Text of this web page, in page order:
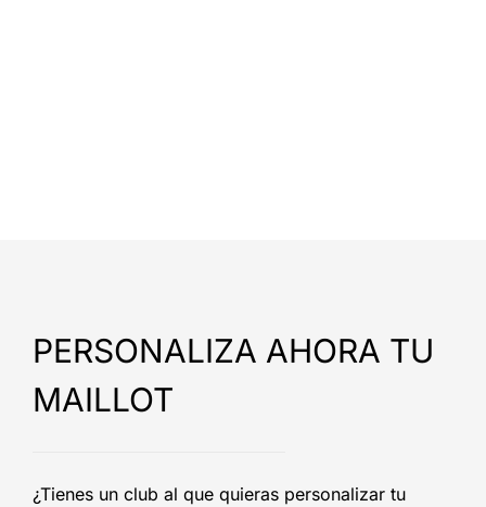
PERSONALIZA AHORA TU
MAILLOT
¿Tienes un club al que quieras personalizar tu